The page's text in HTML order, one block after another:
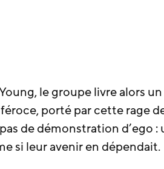
le groupe livre alors
porté par cette rage
de démonstration d’ego
si leur avenir en dépendait.